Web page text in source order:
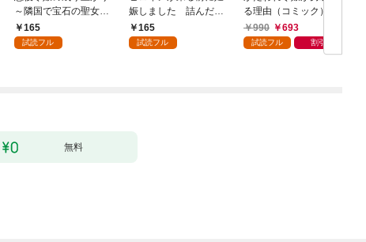
～隣国で宝石の聖女と
呼ばれるまで～（コミ
ック） 分冊版 1
165
試読フル
娠しました 詰んだは
ずの悪役令嬢ですが、
どうやら違うようです
165
試読フル
る理由（コミック） 1
990
693
試読フル 割引
無料